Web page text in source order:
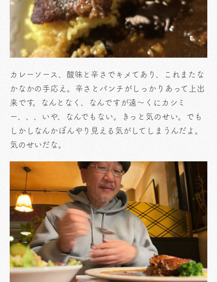
カレーソース、酸味と辛さでキメてあり、これまたな
かなかの手応え。辛さとパンチがしっかりあって上出
来です。なんとなく、なんですが遠〜くにカシミ
ー、、、いや、なんでもない。きっと気のせい。でも
しかしなんかぼんやり見える気がしてしまうんだよ。
気のせいだな。